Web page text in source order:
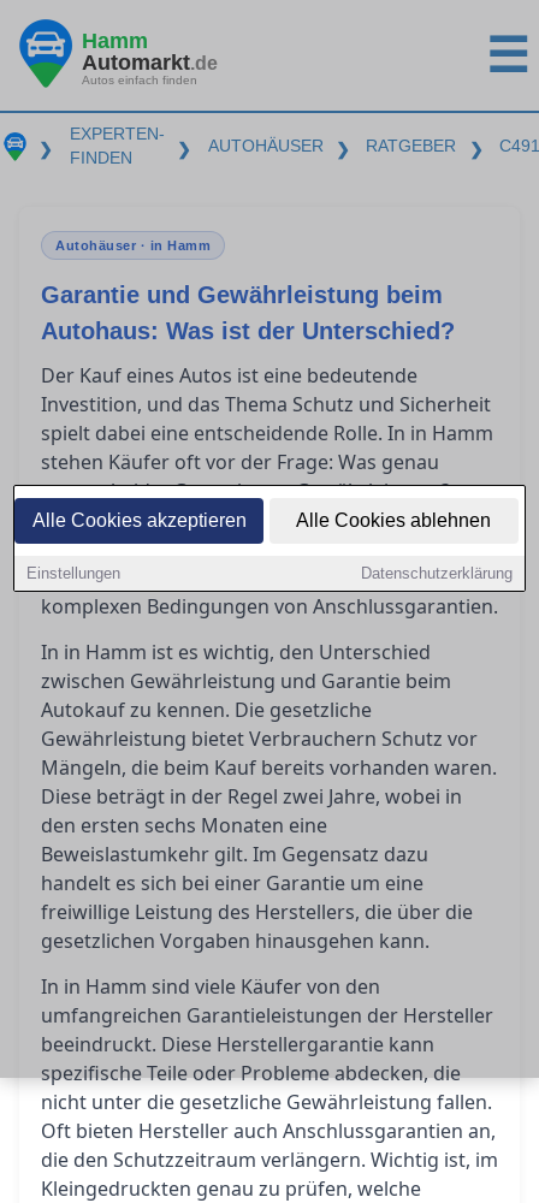
Alle Cookies akzeptieren Alle Cookies ablehnen
Einstellungen Datenschutzerklärung
Hamm
Automarkt.de
Autos einfach finden ☰
❯
EXPERTEN-
FINDEN
❯ AUTOHÄUSER ❯ RATGEBER ❯
Autohäuser · in Hamm
Garantie und Gewährleistung beim
Autohaus: Was ist der Unterschied?
Der Kauf eines Autos ist eine bedeutende
Investition, und das Thema Schutz und Sicherheit
spielt dabei eine entscheidende Rolle. In in Hamm
stehen Käufer oft vor der Frage: Was genau
unterscheidet Garantie von Gewährleistung?
Dieser Artikel bietet klare Orientierung, indem er
die gesetzlichen und vertraglichen Regelungen
beleuchtet, sowie die Fallstricke in den oft
komplexen Bedingungen von Anschlussgarantien.
In in Hamm ist es wichtig, den Unterschied
zwischen Gewährleistung und Garantie beim
Autokauf zu kennen. Die gesetzliche
Gewährleistung bietet Verbrauchern Schutz vor
Mängeln, die beim Kauf bereits vorhanden waren.
Diese beträgt in der Regel zwei Jahre, wobei in
den ersten sechs Monaten eine
Beweislastumkehr gilt. Im Gegensatz dazu
handelt es sich bei einer Garantie um eine
freiwillige Leistung des Herstellers, die über die
gesetzlichen Vorgaben hinausgehen kann.
In in Hamm sind viele Käufer von den
umfangreichen Garantieleistungen der Hersteller
beeindruckt. Diese Herstellergarantie kann
spezifische Teile oder Probleme abdecken, die
nicht unter die gesetzliche Gewährleistung fallen.
Oft bieten Hersteller auch Anschlussgarantien an,
die den Schutzzeitraum verlängern. Wichtig ist, im
Kleingedruckten genau zu prüfen, welche